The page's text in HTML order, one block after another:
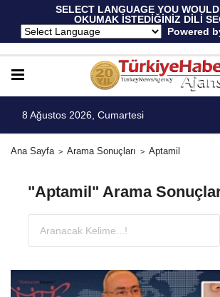
SELECT LANGUAGE YOU
OKUMAK İSTEDİĞİNİZ DİLİ
Powered
8 Ağustos 2026, Cumartesi
Ana Sayfa Arama Sonuçları Aptamil
"Aptamil" Arama